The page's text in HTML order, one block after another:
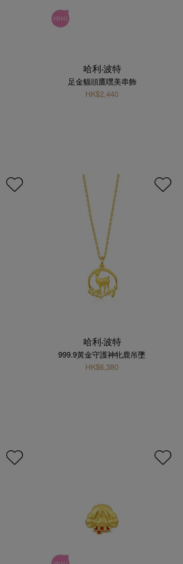
哈利‧波特
足金貓頭鷹嘿美串飾
HK$2,440
哈利‧波特
999.9黃金守護神牝鹿吊墜
HK$6,380